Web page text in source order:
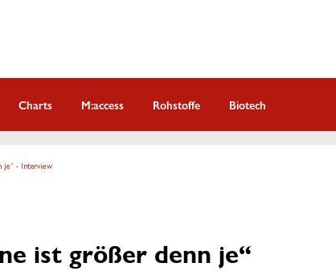
Charts M:access Rohstoffe Biotech
je“ - Interview
ist größer denn je“